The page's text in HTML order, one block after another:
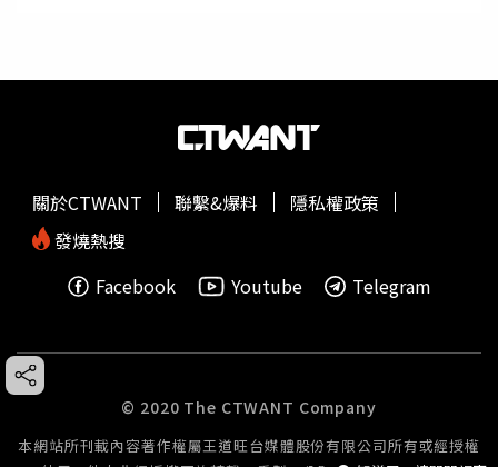
關於CTWANT 聯繫&爆料
隱私權政策
發燒熱搜
Facebook
Youtube Telegram
© 2020 The CTWANT Company
本網站所刊載內容著作權屬王道旺台媒體股份有限公司所有或經授權